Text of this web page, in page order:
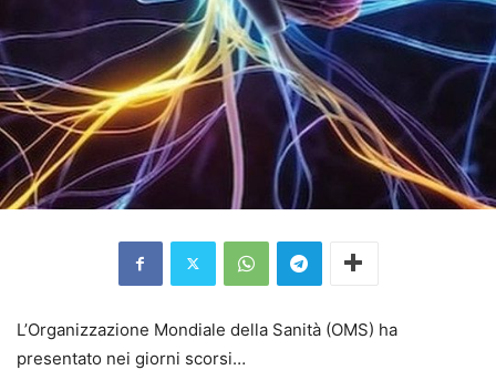
L’Organizzazione Mondiale della Sanità (OMS) ha
presentato nei giorni scorsi…